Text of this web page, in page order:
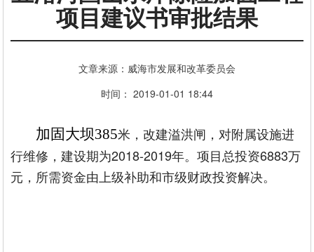
项目建议书审批结果
文章来源：威海市发展和改革委员会
时间： 2019-01-01 18:44
加固大坝385米，改建溢洪闸，对附属设施进
行维修，建设期为2018-2019年。项目总投资6883万
元，所需资金由上级补助和市级财政投资解决。